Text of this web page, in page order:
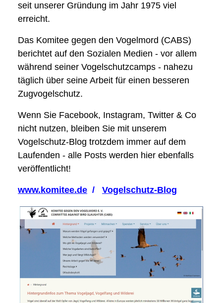
seit unserer Gründung im Jahr 1975 viel
erreicht.
Das Komitee gegen den Vogelmord (CABS)
berichtet auf den Sozialen Medien - vor allem
während seiner Vogelschutzcamps - nahezu
täglich über seine Arbeit für einen besseren
Zugvogelschutz.
Wenn Sie Facebook, Instagram, Twitter & Co
nicht nutzen, bleiben Sie mit unserem
Vogelschutz-Blog trotzdem immer auf dem
Laufenden - alle Posts werden hier ebenfalls
veröffentlicht!
www.komitee.de / Vogelschutz-Blog